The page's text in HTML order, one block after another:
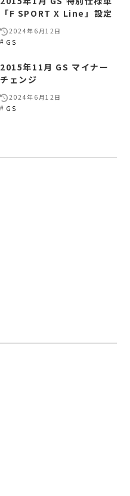
「F SPORT X Line」設定
2024年6月12日
GS
2015年11月 GS マイナー
チェンジ
2024年6月12日
GS